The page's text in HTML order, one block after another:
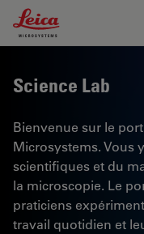
Leica Microsystems
Science Lab
Bienvenue sur le
Microsystems. Vous
scientifiques et du
la microscopie. Le
praticiens
travail quotidien et